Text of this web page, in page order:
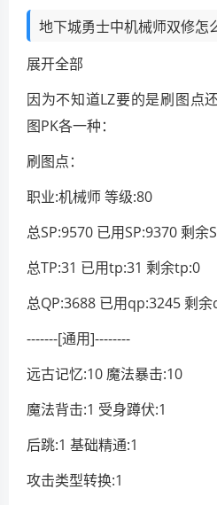
地下城勇士中机械师双修怎
展开全部
因为不知道LZ要的是刷图点
图PK各一种：
刷图点：
职业:机械师 等级:80
总SP:9570 已用SP:9370 剩余
总TP:31 已用tp:31 剩余tp:0
总QP:3688 已用qp:3245 剩
-------[通用]--------
远古记忆:10 魔法暴击:10
魔法背击:1 受身蹲伏:1
后跳:1 基础精通:1
攻击类型转换:1